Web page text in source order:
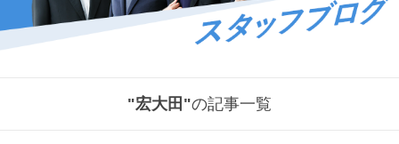
"宏大田"の記事一覧